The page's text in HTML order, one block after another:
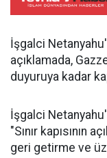
İşgalci
açıklamada,
duyuruya kadar
İşgalci
"Sınır kapısının
geri getirme ve